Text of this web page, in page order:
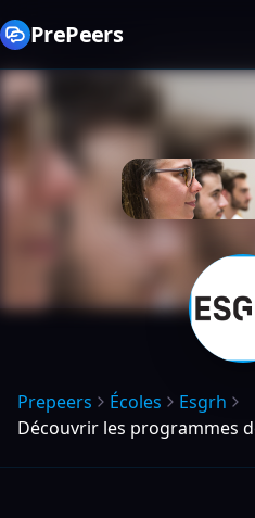
PrePeers
Prepeers Écoles
Esgrh
Découvrir les programmes